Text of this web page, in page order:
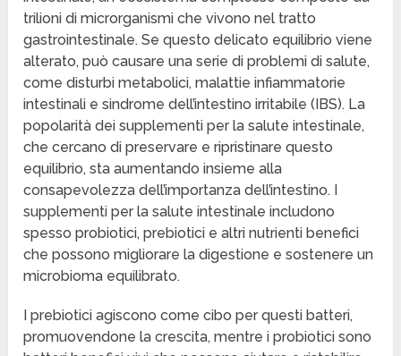
trilioni di microrganismi che vivono nel tratto
gastrointestinale. Se questo delicato equilibrio viene
alterato, può causare una serie di problemi di salute,
come disturbi metabolici, malattie infiammatorie
intestinali e sindrome dell’intestino irritabile (IBS). La
popolarità dei supplementi per la salute intestinale,
che cercano di preservare e ripristinare questo
equilibrio, sta aumentando insieme alla
consapevolezza dell’importanza dell’intestino. I
supplementi per la salute intestinale includono
spesso probiotici, prebiotici e altri nutrienti benefici
che possono migliorare la digestione e sostenere un
microbioma equilibrato.
I prebiotici agiscono come cibo per questi batteri,
promuovendone la crescita, mentre i probiotici sono